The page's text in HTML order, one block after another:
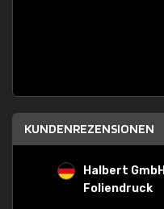
KUNDENREZENSIONEN
Halbert GmbH
Foliendruck